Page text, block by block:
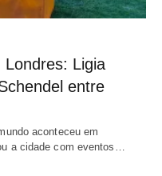
Londres: Ligia
entre
aconteceu em
a cidade com eventos…